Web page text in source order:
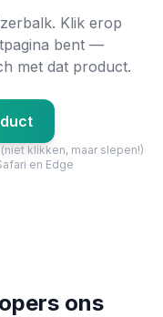
Klik erop
bent —
met dat product.
klikken, maar slepen!)
en Edge
ons